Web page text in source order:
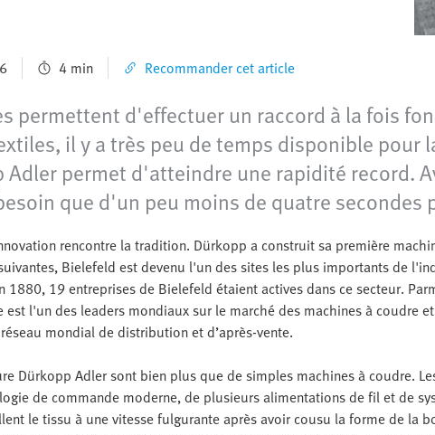
4 min Recommander cet article
permettent d'effectuer un raccord à la fois
il y a très peu de temps disponible
permet d'atteindre une rapidité record.
que d'un peu moins de quatre secondes
rencontre la tradition. Dürkopp a construit sa première
Bielefeld est devenu l'un des sites les plus importants de
1880, 19 entreprises de Bielefeld étaient actives dans ce secteur.
l'un des leaders mondiaux sur le marché des machines à coudre
mondial de distribution et d’après-vente.
Dürkopp Adler sont bien plus que de simples machines à coudre.
de commande moderne, de plusieurs alimentations de fil et de
le tissu à une vitesse fulgurante après avoir cousu la forme de la